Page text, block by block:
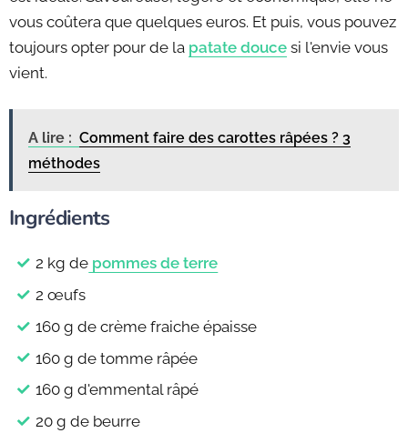
vous coûtera que quelques euros. Et puis, vous pouvez
toujours opter pour de la patate douce si l'envie vous
vient.
A lire : Comment faire des carottes râpées ? 3
méthodes
Ingrédients
2 kg de pommes de terre
2 œufs
160 g de crème fraiche épaisse
160 g de tomme râpée
160 g d'emmental râpé
20 g de beurre